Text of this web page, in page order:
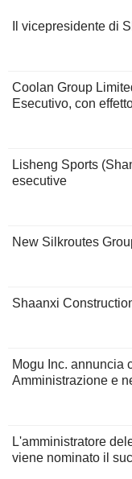
Il vicepresidente di
Coolan Group
Esecutivo, con
Lisheng Sports
esecutive
New Silkroutes
Shaanxi
Mogu Inc. annuncia
Amministrazione e
L'amministratore
viene nominato il